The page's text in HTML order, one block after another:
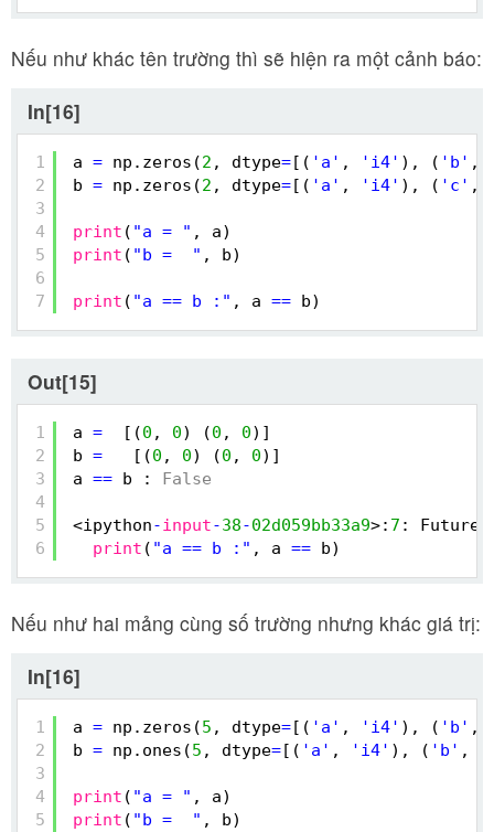
Nếu như khác tên trường thì sẽ hiện ra một cảnh báo:
In[16]
1
2
3
4
5
6
7
a = np.zeros(2 , dtype=[( 'a' , 'i4' ), ( 'b' ,
b = np.zeros(2 , dtype=[( 'a' , 'i4' ), ( 'c' ,
print ( "a = " , a)
print ( "b =  " , b)
print ( "a == b :" , a == b)
Out[15]
1
2
3
4
5
6
a = [(0 , 0) (0 , 0)]
b = [(0 , 0) (0 , 0)]
a == b : False
<ipython-input-38-02d059bb33a9>: 7 :
print ( "a == b :" , a == b)
Nếu như hai mảng cùng số trường nhưng khác giá trị:
In[16]
1
2
3
4
5
a = np.zeros(5 , dtype=[( 'a' , 'i4' ), ( 'b' ,
b = np.ones(5 , dtype=[( 'a' , 'i4' ), ( 'b' ,
print ( "a = " , a)
print ( "b =  " , b)